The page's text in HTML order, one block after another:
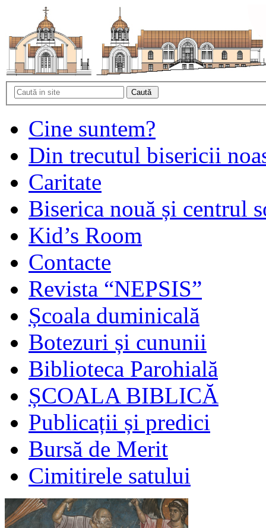
Cine suntem?
Din trecutul bisericii
Caritate
Biserica nouă și centrul
Kid’s Room
Contacte
Revista “NEPSIS”
Școala duminicală
Botezuri și cununii
Biblioteca Parohială
ȘCOALA BIBLICĂ
Publicații și predici
Bursă de Merit
Cimitirele satului